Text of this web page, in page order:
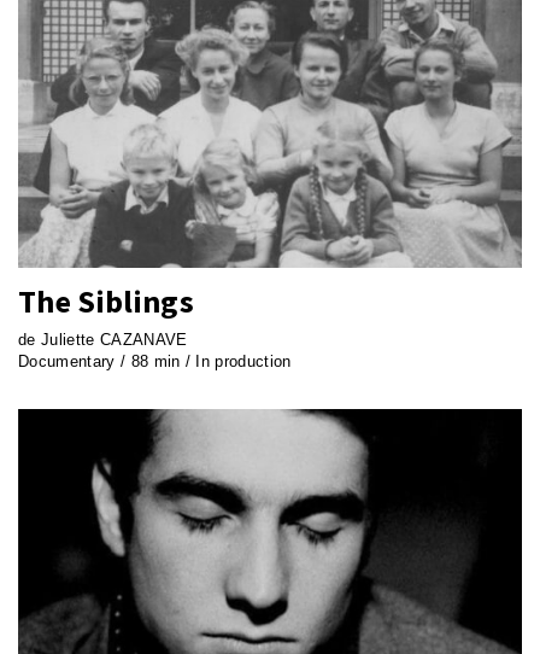
The Siblings
de Juliette CAZANAVE
Documentary / 88 min / In production